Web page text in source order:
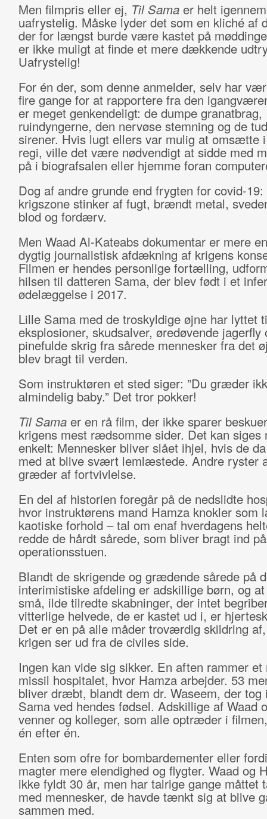
Men filmpris eller ej, Til Sama er helt igennem
uafrystelig. Måske lyder det som en kliché af
der for længst burde være kastet på
er ikke muligt at finde et mere dækkende
Uafrystelig!
For én der, som denne anmelder, selv har
fire gange for at rapportere fra den
er meget genkendeligt: de dumpe granatbrag,
ruindyngerne, den nervøse stemning og de
sirener. Hvis lugt ellers var mulig at omsætte
regi, ville det være nødvendigt at sidde med
på i biografsalen eller hjemme foran
Dog af andre grunde end frygten for covid-19:
krigszone stinker af fugt, brændt metal,
blod og fordærv.
Men Waad Al-Kateabs dokumentar er mere
dygtig journalistisk afdækning af krigens
Filmen er hendes personlige fortælling,
hilsen til datteren Sama, der blev født i et
ødelæggelse i 2017.
Lille Sama med de troskyldige øjne har lyttet
eksplosioner, skudsalver, øredøvende jagerfly
pinefulde skrig fra sårede mennesker fra det
blev bragt til verden.
Som instruktøren et sted siger: ”Du græder
almindelig baby.” Det tror pokker!
Til Sama er en rå film, der ikke sparer
krigens mest rædsomme sider. Det kan siges
enkelt: Mennesker bliver slået ihjel, hvis de
med at blive svært lemlæstede. Andre ryster
græder af fortvivlelse.
En del af historien foregår på de nedslidte
hvor instruktørens mand Hamza knokler som
kaotiske forhold – tal om enaf hverdagens
redde de hårdt sårede, som bliver bragt ind på
operationsstuen.
Blandt de skrigende og grædende sårede på
interimistiske afdeling er adskillige børn, og
små, ilde tilredte skabninger, der intet
vitterlige helvede, de er kastet ud i, er
Det er en på alle måder troværdig skildring
krigen ser ud fra de civiles side.
Ingen kan vide sig sikker. En aften rammer et
missil hospitalet, hvor Hamza arbejder. 53
bliver dræbt, blandt dem dr. Waseem, der tog
Sama ved hendes fødsel. Adskillige af Waad
venner og kolleger, som alle optræder i
én efter én.
Enten som ofre for bombardementer eller
magter mere elendighed og flygter. Waad og
ikke fyldt 30 år, men har talrige gange måttet
med mennesker, de havde tænkt sig at blive
sammen med.